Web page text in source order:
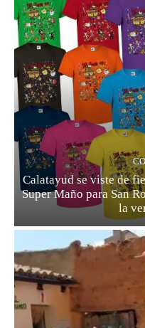
Calatayud se viste de
Super Maño para San
la